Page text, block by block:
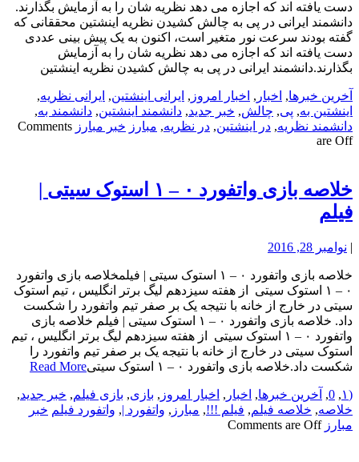
دست یافته اند که اجازه می دهد نظریه شان را به آزمایش بگذارند.
دانشمند ایرانی در پی به چالش کشیدن نظریه اینشتین محققانی که
گفته بودند سرعت نور متغیر است، اکنون به یک پیش بینی عددی
دست یافته اند که اجازه می دهد نظریه شان را به آزمایش
بگذارند.دانشمند ایرانی در پی به چالش کشیدن نظریه اینشتین
آخرین خبرها, اخبار , اخبار امروز , ایرانی اینشتین, ایرانی نظریه,
اینشتین به, پی, چالش, خبر جدید, دانشمند اینشتین, دانشمند به,
دانشمند نظریه, در اینشتین, در نظریه, مبارز خبر مبارز Comments
are Off
خلاصه بازی واتفورد ۰ – ۱ استوک سیتی |
فیلم
| نوامبر 28, 2016
خلاصه بازی واتفورد ۰ – ۱ استوک سیتی | فیلمخلاصه بازی واتفورد
۰ – ۱ استوک سیتی از هفته سیزدهم لیگ برتر انگلیس ، تیم استوک
سیتی در خارج از خانه با نتیجه یک بر صفر تیم واتفورد را شکست
داد. خلاصه بازی واتفورد ۰ – ۱ استوک سیتی | فیلم خلاصه بازی
واتفورد ۰ – ۱ استوک سیتی از هفته سیزدهم لیگ برتر انگلیس ، تیم
استوک سیتی در خارج از خانه با نتیجه یک بر صفر تیم واتفورد را
شکست داد.خلاصه بازی واتفورد ۰ – ۱ استوک سیتی
Read More
(۱ ,
0
, آخرین خبرها, اخبار , اخبار امروز , بازی, بازی فیلم, خبر جدید,
خلاصه, خلاصه فیلم, فیلم !!!, مبارز , واتفورد |, واتفورد فیلم خبر
مبارز Comments are Off